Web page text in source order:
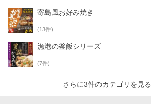
寄島風お好み焼き
(13件)
漁港の釜飯シリーズ
(7件)
さらに3件のカテゴリを見る